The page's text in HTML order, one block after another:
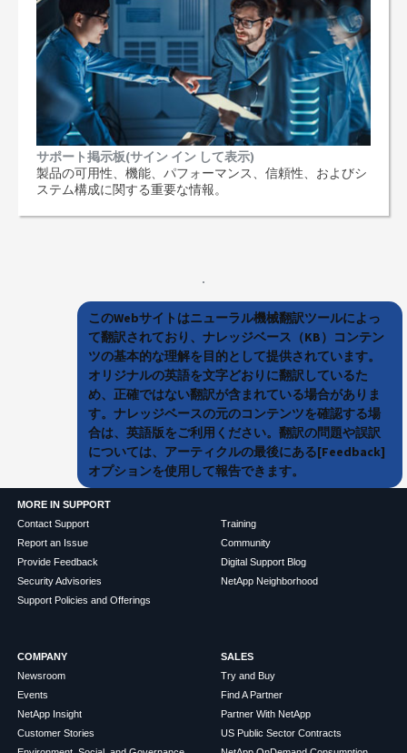
サポート掲示板(サイン イン して表示)
製品の可用性、機能、パフォーマンス、信頼性、およびシ
ステム構成に関する重要な情報。
このWebサイトはニューラル機械翻訳ツールによっ
て翻訳されており、ナレッジベース（KB）コンテン
ツの基本的な理解を目的として提供されています。
オリジナルの英語を文字どおりに翻訳しているた
め、正確ではない翻訳が含まれている場合がありま
す。ナレッジベースの元のコンテンツを確認する場
合は、英語版をご利用ください。翻訳の問題や誤訳
については、アーティクルの最後にある[Feedback]
オプションを使用して報告できます。
MORE IN SUPPORT
Contact Support
Report an Issue
Provide Feedback
Security Advisories
Support Policies and Offerings
Training
Community
Digital Support Blog
NetApp Neighborhood
COMPANY
Newsroom
Events
NetApp Insight
Customer Stories
SALES
Try and Buy
Find A Partner
Partner With NetApp
US Public Sector Contracts